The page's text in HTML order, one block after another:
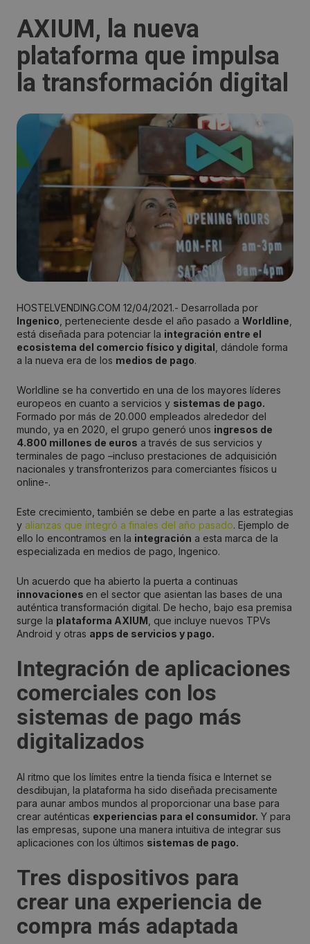
AXIUM, la nueva
plataforma que impulsa
la transformación digital
HOSTELVENDING.COM 12/04/2021.- Desarrollada por
Ingenico , perteneciente desde el año pasado a Worldline
está diseñada para potenciar la integración entre el
ecosistema del comercio físico y digital , dándole forma
a la nueva era de los medios de pago.
Worldline se ha convertido en una de los mayores líderes
europeos en cuanto a servicios y sistemas de pago.
Formado por más de 20.000 empleados alrededor del
mundo, ya en 2020, el grupo generó unos ingresos de
4.800 millones de euros a través de sus servicios y
terminales de pago –incluso prestaciones de adquisición
nacionales y transfronterizos para comerciantes físicos u
online-.
Este crecimiento, también se debe en parte a las estrategias
y alianzas que integró a finales del año pasado. Ejemplo de
ello lo encontramos en la integración a esta marca de la
especializada en medios de pago, Ingenico.
Un acuerdo que ha abierto la puerta a continuas
innovaciones en el sector que asientan las bases de una
auténtica transformación digital. De hecho, bajo esa premisa
surge la plataforma AXIUM , que incluye nuevos TPVs
Android y otras apps de servicios y pago.
Integración de aplicaciones
comerciales con los
sistemas de pago más
digitalizados
Al ritmo que los límites entre la tienda física e Internet se
desdibujan, la plataforma ha sido diseñada precisamente
para aunar ambos mundos al proporcionar una base para
crear auténticas experiencias para el consumidor. Y para
las empresas, supone una manera intuitiva de integrar sus
aplicaciones con los últimos sistemas de pago.
Tres dispositivos para
crear una experiencia de
compra más adaptada